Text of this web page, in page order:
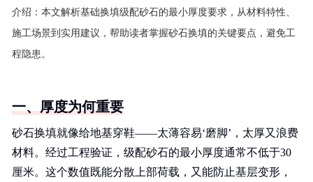
介绍： 本文解析基础换填级配砂石的最小厚度要求，从材料特性、
施工场景到实用建议，帮助读者掌握砂石换填的关键要点，避免工
程隐患。
一、厚度为何重要
砂石换填就像给地基穿鞋——太薄容易‘磨脚’，太厚又浪费
材料。经过工程验证，级配砂石的最小厚度通常不低于30
厘米。这个数值既能分散上部荷载，又能防止基层变形，